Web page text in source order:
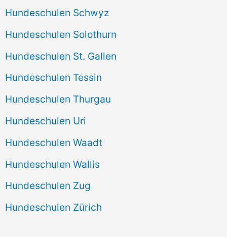
Hundeschulen Schwyz
Hundeschulen Solothurn
Hundeschulen St. Gallen
Hundeschulen Tessin
Hundeschulen Thurgau
Hundeschulen Uri
Hundeschulen Waadt
Hundeschulen Wallis
Hundeschulen Zug
Hundeschulen Zürich